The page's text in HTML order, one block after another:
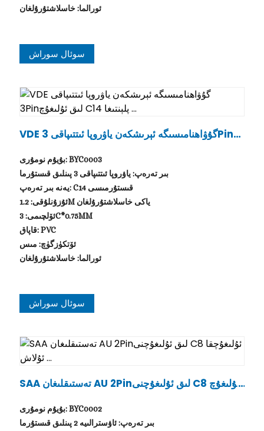
ئورالما: خاسلاشتۇرۇلغان
سوئال سوراش
VDE گۇۋاھنامىسىگە ئېرىشكەن ياۋروپا ئىتتىپاقى 3Pinلى
بۇيۇم نومۇرى: BYC0003
بىر تەرەپ: ياۋروپا ئىتتىپاقى 3 پىنلىق قىستۇرما
يەنە بىر تەرەپ: C14 قىستۇرمىسى
ئۇزۇنلۇقى: 1.2M ياكى خاسلاشتۇرۇلغان
ئۆلچىمى: 3C*0.75MM
قاپاق: PVC
ئۆتكۈزگۈچ: مىس
ئورالما: خاسلاشتۇرۇلغان
سوئال سوراش
SAA تەستىقلىغان AU 2Pinلىق ئۇلىغۇچنى C8 ئۇلىغۇچ
بۇيۇم نومۇرى: BYC0002
بىر تەرەپ: ئاۋسترالىيە 2 پىنلىق قىستۇرما